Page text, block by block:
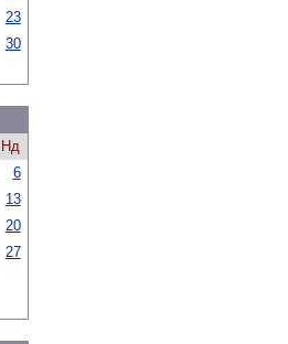
23
30
Нд
6
13
20
27